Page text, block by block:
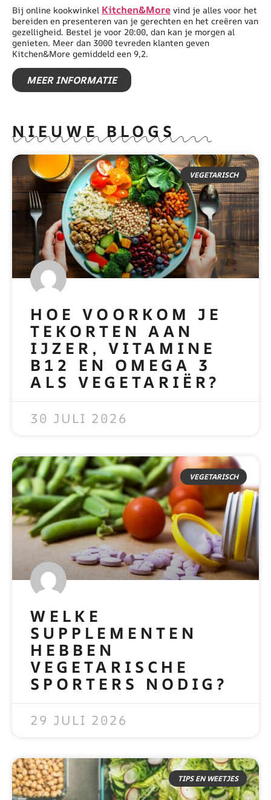
Bij online kookwinkel Kitchen&More vind je alles voor het
bereiden en presenteren van je gerechten en het creëren van
gezelligheid. Bestel je voor 20:00, dan kan je morgen al
genieten. Meer dan 3000 tevreden klanten geven
Kitchen&More gemiddeld een 9,2.
MEER INFORMATIE
NIEUWE BLOGS
VEGETARISCH
HOE VOORKOM JE
TEKORTEN AAN
IJZER, VITAMINE
B12 EN OMEGA 3
ALS VEGETARIËR?
30 JULI 2026
VEGETARISCH
WELKE
SUPPLEMENTEN
HEBBEN
VEGETARISCHE
SPORTERS NODIG?
29 JULI 2026
TIPS EN WEETJES